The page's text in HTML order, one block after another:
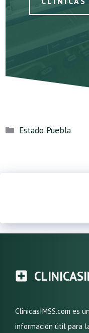
Categorías
Estado Puebla
ClinicasIMSS.com es
información útil para